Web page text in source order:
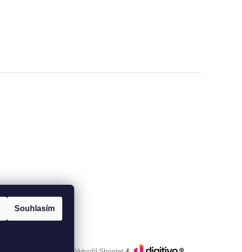
Souhlasím